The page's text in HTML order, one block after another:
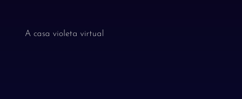
A casa violeta virtual